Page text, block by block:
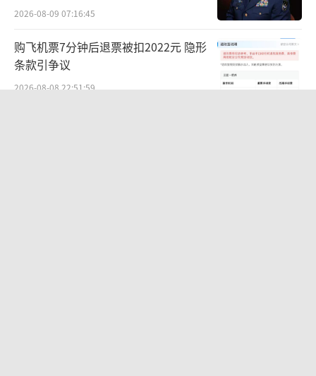
2026-08-09 07:16:45
购飞机票7分钟后退票被扣2022元 隐形
条款引争议
2026-08-08 22:51:59